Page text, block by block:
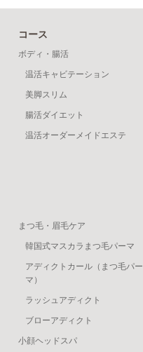
コース
ボディ・腸活
温活キャビテーション
美脚スリム
腸活ダイエット
温活オーダーメイドエステ
まつ毛・眉毛ケア
韓国式マスカラまつ毛パーマ
アディクトカール（まつ毛パー
マ）
ラッシュアディクト
ブローアディクト
小顔ヘッドスパ